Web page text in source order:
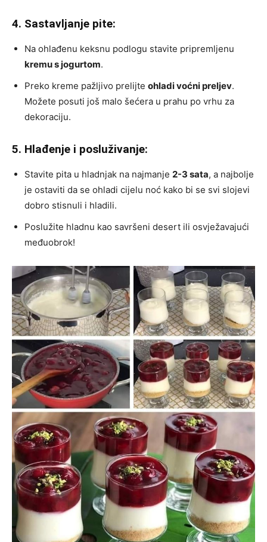
4. Sastavljanje pite:
Na ohlađenu keksnu podlogu stavite pripremljenu
kremu s jogurtom.
Preko kreme pažljivo prelijte ohladi voćni preljev.
Možete posuti još malo šećera u prahu po vrhu za
dekoraciju.
5. Hlađenje i posluživanje:
Stavite pita u hladnjak na najmanje 2-3 sata, a najbolje
je ostaviti da se ohladi cijelu noć kako bi se svi slojevi
dobro stisnuli i hladili.
Poslužite hladnu kao savršeni desert ili osvježavajući
međuobrok!